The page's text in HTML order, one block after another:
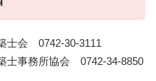
士会 0742-30-3111
士事務所協会 0742-34-8850